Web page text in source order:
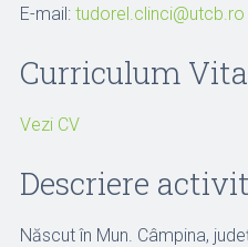
E-mail: tudorel.clinci@utcb.ro
Curriculum
Vezi CV
Descriere
Născut în Mun. Câmpina,